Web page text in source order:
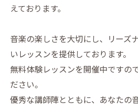
えております。
音楽の楽しさを大切にし、リーズ
いレッスンを提供しております。
無料体験レッスンを開催中ですの
ださい。
優秀な講師陣とともに、あなたの